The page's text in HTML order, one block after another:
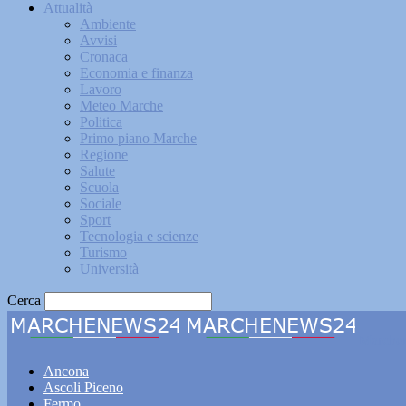
Attualità
Ambiente
Avvisi
Cronaca
Economia e finanza
Lavoro
Meteo Marche
Politica
Primo piano Marche
Regione
Salute
Scuola
Sociale
Sport
Tecnologia e scienze
Turismo
Università
Cerca
Ancona
Ascoli Piceno